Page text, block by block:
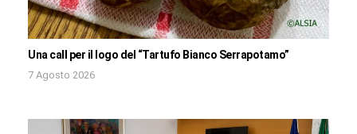
Una call per il logo del “Tartufo Bianco Serrapotamo”
7 Agosto 2026